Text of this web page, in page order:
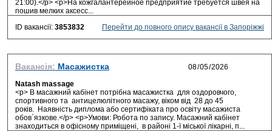
21:00).</p> <p>На кожгалантерейное предприятие требуется швея на
пошив мелких аксесс...
ID вакансії: 3853832 Перейти до повного опису вакансії в Запоріжжі
Вакансія: Масажистка
Natash massage
<p> В масажний кабінет потрібна масажистка для оздоровчого,
спортивного та антицелюлітного масажу, віком від 28 до 45
років. Наявність диплома або сертифіката про освіту масажиста
обов`язкове.</p> <p>Умови: Робота по запису. Масажний кабінет
знаходиться в офісному приміщені, в районі 1-ї міської лікарні, п...